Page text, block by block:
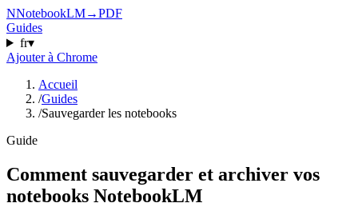
NNotebookLM→PDF
Guides
fr▾
Ajouter à Chrome
Accueil
/Guides
/Sauvegarder les notebooks
Guide
Comment sauvegarder et archiver vos
notebooks NotebookLM